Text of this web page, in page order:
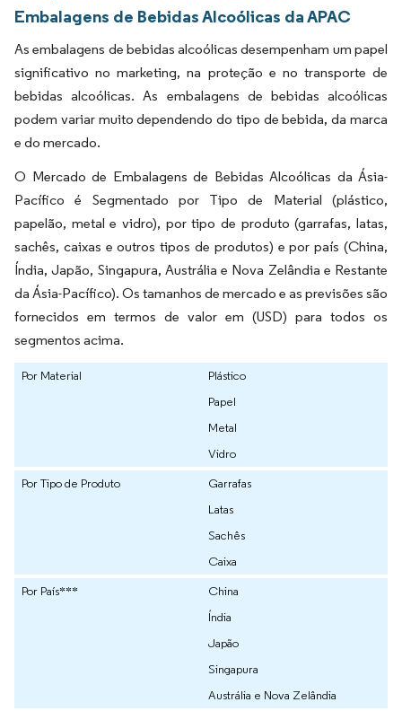
Embalagens de Bebidas Alcoólicas da APAC
As embalagens de bebidas alcoólicas desempenham um papel
significativo no marketing, na proteção e no transporte de
bebidas alcoólicas. As embalagens de bebidas alcoólicas
podem variar muito dependendo do tipo de bebida, da marca
e do mercado.
O Mercado de Embalagens de Bebidas Alcoólicas da Ásia-
Pacífico é Segmentado por Tipo de Material (plástico,
papelão, metal e vidro), por tipo de produto (garrafas, latas,
sachês, caixas e outros tipos de produtos) e por país (China,
Índia, Japão, Singapura, Austrália e Nova Zelândia e Restante
da Ásia-Pacífico). Os tamanhos de mercado e as previsões são
fornecidos em termos de valor em (USD) para todos os
segmentos acima.
Por Material
Plástico
Papel
Metal
Vidro
Por Tipo de Produto
Garrafas
Latas
Sachês
Caixa
Por País***
China
Índia
Japão
Singapura
Austrália e Nova Zelândia